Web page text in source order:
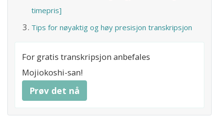
timepris]
Tips for nøyaktig og høy presisjon transkripsjon
For gratis transkripsjon anbefales
Mojiokoshi-san!
Prøv det nå